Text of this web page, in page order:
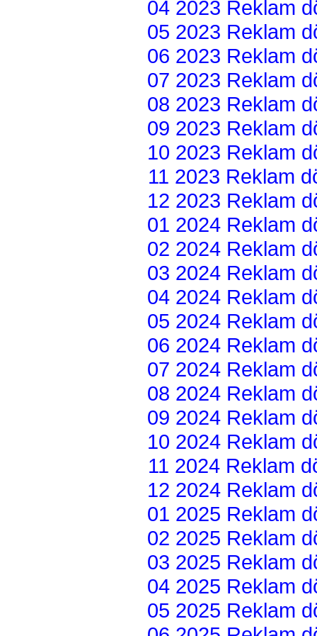
04 2023 Reklam
05 2023 Reklam
06 2023 Reklam
07 2023 Reklam
08 2023 Reklam
09 2023 Reklam
10 2023 Reklam
11 2023 Reklam
12 2023 Reklam
01 2024 Reklam
02 2024 Reklam
03 2024 Reklam
04 2024 Reklam
05 2024 Reklam
06 2024 Reklam
07 2024 Reklam
08 2024 Reklam
09 2024 Reklam
10 2024 Reklam
11 2024 Reklam
12 2024 Reklam
01 2025 Reklam
02 2025 Reklam
03 2025 Reklam
04 2025 Reklam
05 2025 Reklam